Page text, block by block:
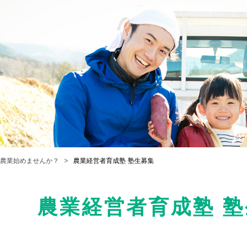
農業始めませんか？ 農業経営者育成塾 塾生募集
農業経営者育成塾